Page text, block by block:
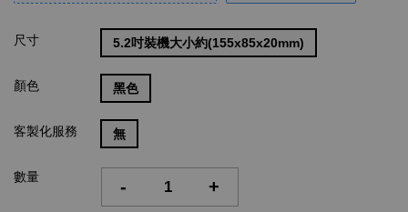
尺寸 5.2吋裝機大小約(155x85x20mm)
顏色 黑色
客製化服務 無
數量 - +